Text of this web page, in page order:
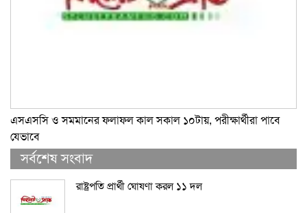
এসএসসি ও সমমানের ফলাফল কাল সকাল ১০টায়, পরীক্ষার্থীরা পাবে
যেভাবে
সর্বশেষ সংবাদ
রাষ্ট্রপতি প্রার্থী ঘোষণা করল ১১ দল